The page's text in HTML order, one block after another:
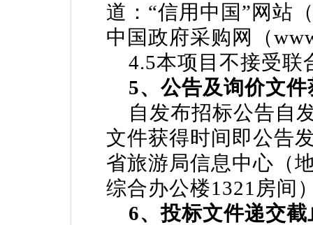
道：“信用中国”网站
中国政府采购网（
4.5本项目不接受联
5、公告及询价文
自发布招标公告自
文件获得时间即公告
省旅游局信息中心（
综合办公楼1321房间
6、投标文件递交